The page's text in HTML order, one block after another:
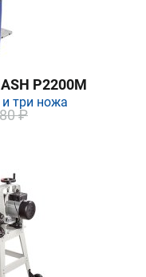
P2200M
три ножа
₽